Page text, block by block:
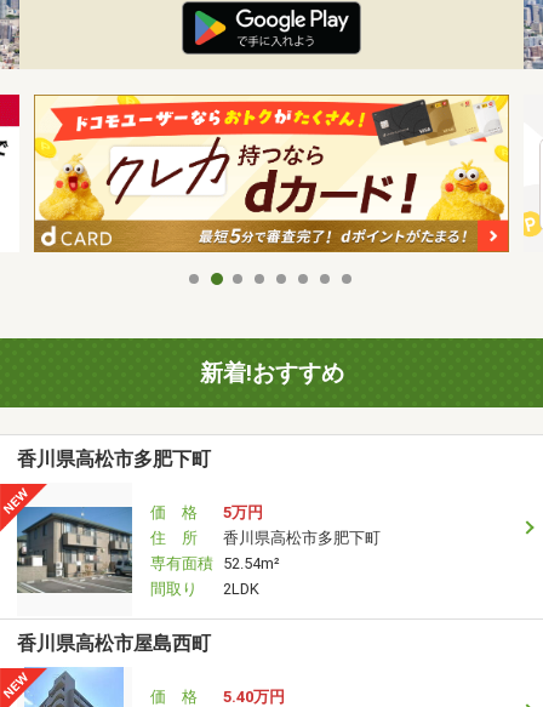
新着!おすすめ
香川県高松市多肥下町
価 格
5万円
住 所
香川県高松市多肥下町
専有面積 52.54m²
間取り
2LDK
香川県高松市屋島西町
価 格
5.40万円